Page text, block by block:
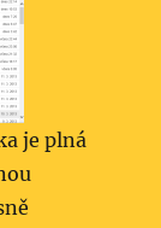
je plná